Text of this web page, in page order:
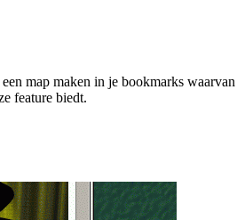
map maken in je bookmarks
feature biedt.